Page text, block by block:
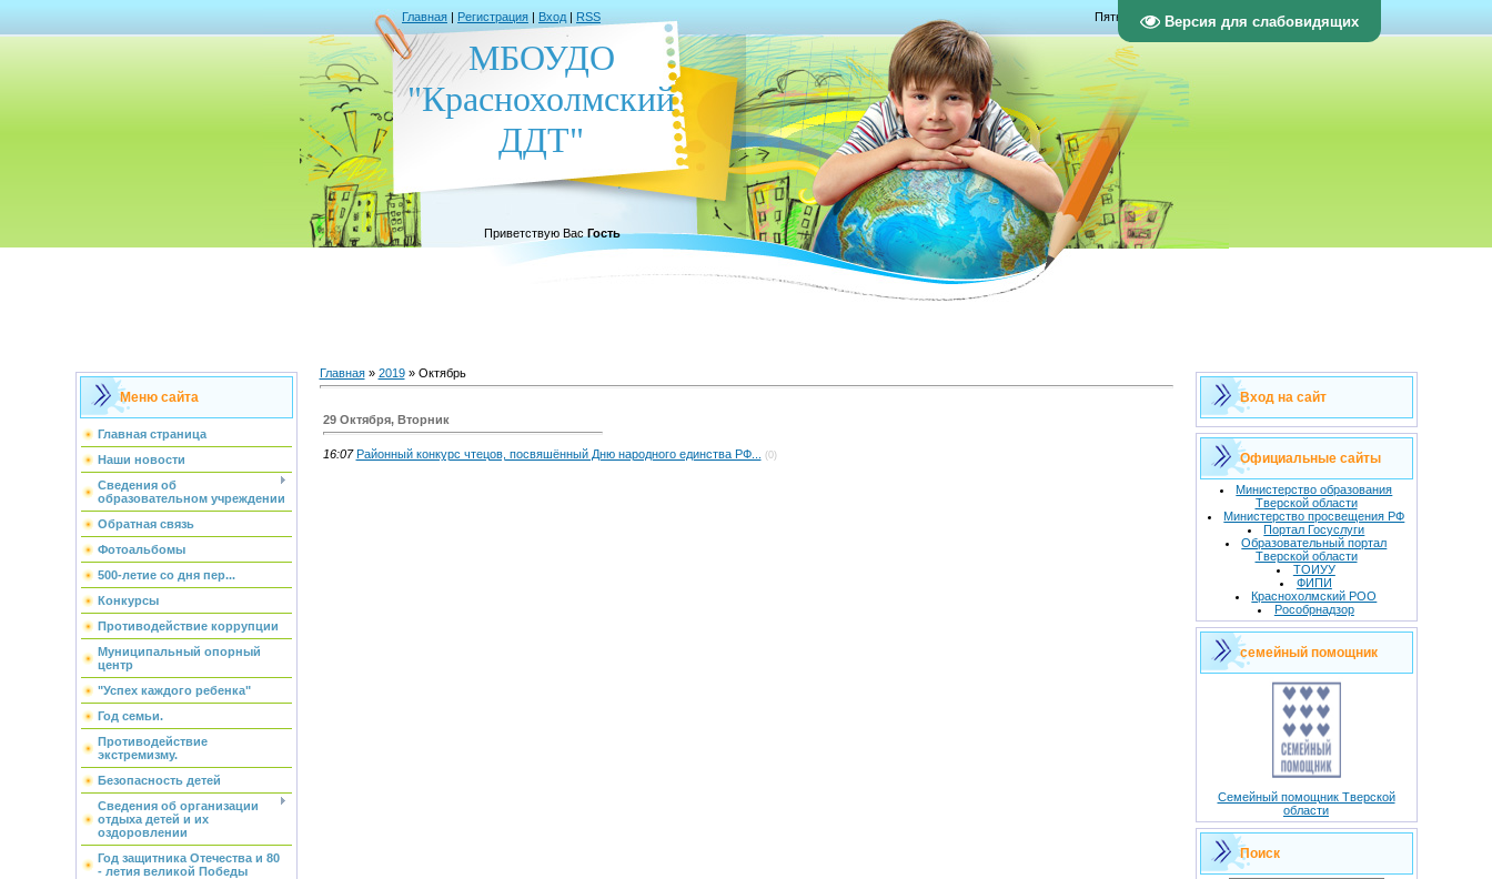
Версия для слабовидящих
Главная | Регистрация | Вход | RSS Пятница, 07.08.2026, 09:17
МБОУДО
"Краснохолмский
ДДТ"
Приветствую Вас Гость
Меню сайта
Главная страница
Наши новости
Сведения об
образовательном учреждении
Обратная связь
Фотоальбомы
500-летие со дня пер...
Конкурсы
Противодействие коррупции
Муниципальный опорный
центр
"Успех каждого ребенка"
Год семьи.
Противодействие
экстремизму.
Безопасность детей
Сведения об организации
отдыха детей и их
оздоровлении
Год защитника Отечества и 80
- летия великой Победы
Главная» 2019 » Октябрь
29 Октября, Вторник
16:07 Районный конкурс чтецов, посвяшённый Дню народного единства РФ... (0)
Вход на сайт
Официальные сайты
Министерство образования
Тверской области
Министерство просвещения РФ
Портал Госуслуги
Образовательный портал
Тверской области
ТОИУУ
ФИПИ
Краснохолмский РОО
Рособрнадзор
семейный помощник
Семейный помощник Тверской
области
Поиск